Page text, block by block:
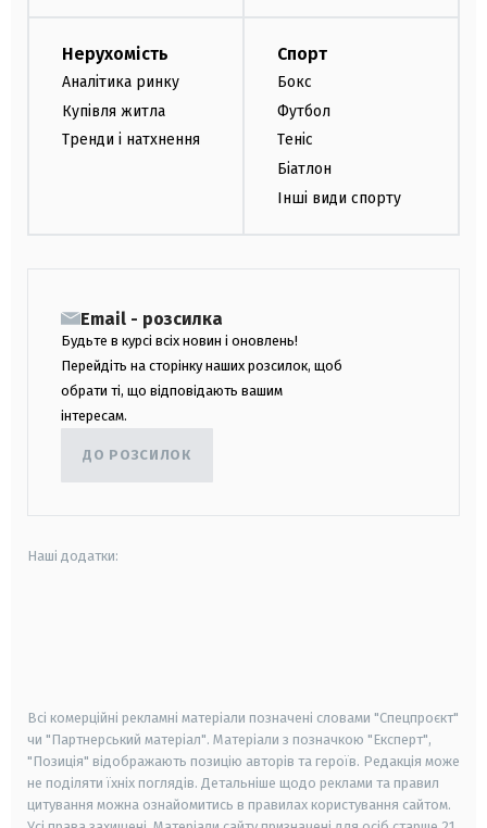
Нерухомість
Аналітика ринку
Купівля житла
Тренди і натхнення
Спорт
Бокс
Футбол
Теніс
Біатлон
Інші види спорту
Email - розсилка
Будьте в курсі всіх новин і оновлень!
Перейдіть на сторінку наших розсилок, щоб
обрати ті, що відповідають вашим
інтересам.
ДО РОЗСИЛОК
Наші додатки:
Всі комерційні рекламні матеріали позначені словами "Спецпроєкт"
чи "Партнерський матеріал". Матеріали з позначкою "Експерт",
"Позиція" відображають позицію авторів та героїв. Редакція може
не поділяти їхніх поглядів. Детальніше щодо реклами та правил
цитування можна ознайомитись в правилах користування сайтом.